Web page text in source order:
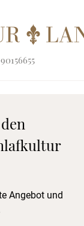
Angebot und